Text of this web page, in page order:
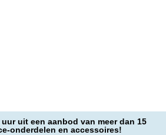
uit een aanbod van meer dan 15
onderdelen en accessoires!